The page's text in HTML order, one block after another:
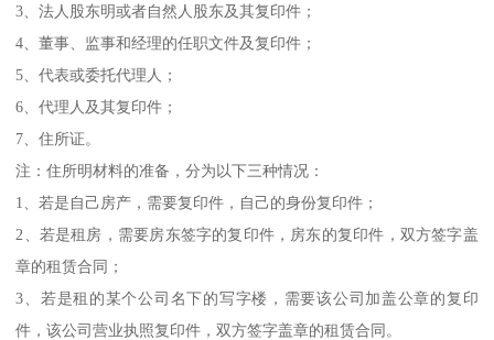
3、法人股东明或者自然人股东及其复印件；
4、董事、监事和经理的任职文件及复印件；
5、代表或委托代理人；
6、代理人及其复印件；
7、住所证。
注：住所明材料的准备，分为以下三种情况：
1、若是自己房产，需要复印件，自己的身份复印件；
2、若是租房，需要房东签字的复印件，房东的复印件，双方签字盖
章的租赁合同；
3、若是租的某个公司名下的写字楼，需要该公司加盖公章的复印
件，该公司营业执照复印件，双方签字盖章的租赁合同。